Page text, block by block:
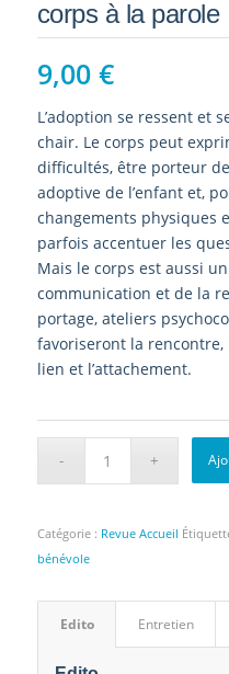
corps à la parole
9,00 €
L’adoption se ressent et
chair. Le corps peut
difficultés, être porteur
adoptive de l’enfant et,
changements physiques
parfois accentuer les
Mais le corps est aussi
communication et de la
portage, ateliers
favoriseront la rencontre,
lien et l’attachement.
Catégorie : Revue Accueil
bénévole
Edito Entretien